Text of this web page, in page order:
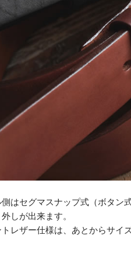
はセグマスナップ式（ボタン
しが出来ます。
レザー仕様は、あとからサイ